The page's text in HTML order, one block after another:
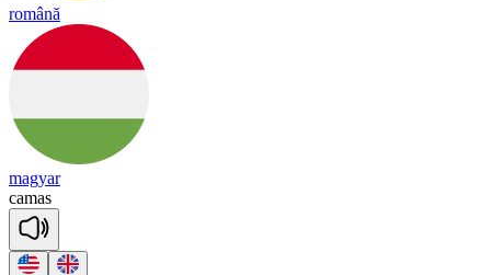
română
magyar
camas